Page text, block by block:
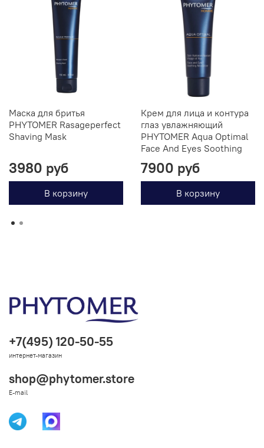
Маска для бритья
PHYTOMER Rasageperfect
Shaving Mask
3980 руб
В корзину
Крем для лица и контура
глаз увлажняющий
PHYTOMER Aqua Optimal
Face And Eyes Soothing
7900 руб
В корзину
+7(495) 120-50-55
интернет-магазин
shop@phytomer.store
E-mail